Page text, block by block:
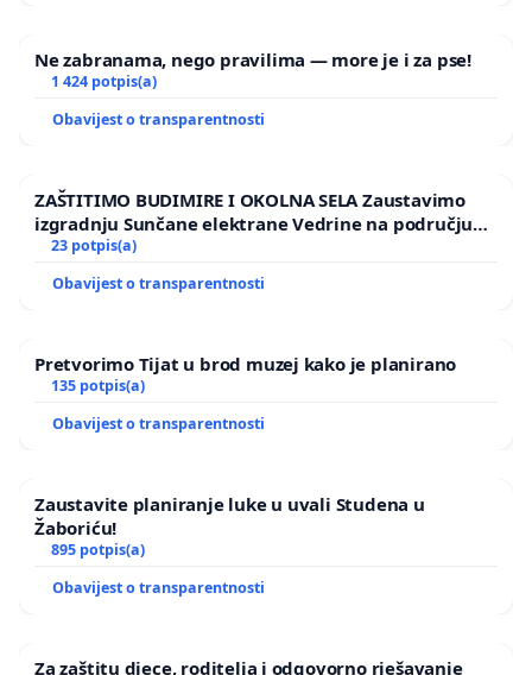
Ne zabranama, nego pravilima — more je i za pse!
1 424 potpis(a)
Obavijest o transparentnosti
ZAŠTITIMO BUDIMIRE I OKOLNA SELA Zaustavimo
izgradnju Sunčane elektrane Vedrine na području
Ugljana
23 potpis(a)
Obavijest o transparentnosti
Pretvorimo Tijat u brod muzej kako je planirano
135 potpis(a)
Obavijest o transparentnosti
Zaustavite planiranje luke u uvali Studena u
Žaboriću!
895 potpis(a)
Obavijest o transparentnosti
Za zaštitu djece, roditelja i odgovorno rješavanje